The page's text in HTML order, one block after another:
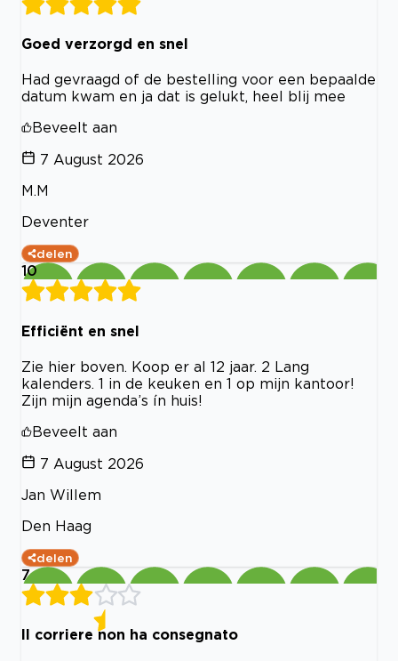
Goed verzorgd en snel
Had gevraagd of de bestelling voor een bepaalde
datum kwam en ja dat is gelukt, heel blij mee
Beveelt aan
7 August 2026
M.M
Deventer
delen
10
Efficiënt en snel
Zie hier boven. Koop er al 12 jaar. 2 Lang
kalenders. 1 in de keuken en 1 op mijn kantoor!
Zijn mijn agenda’s ín huis!
Beveelt aan
7 August 2026
Jan Willem
Den Haag
delen
7
Il corriere non ha consegnato